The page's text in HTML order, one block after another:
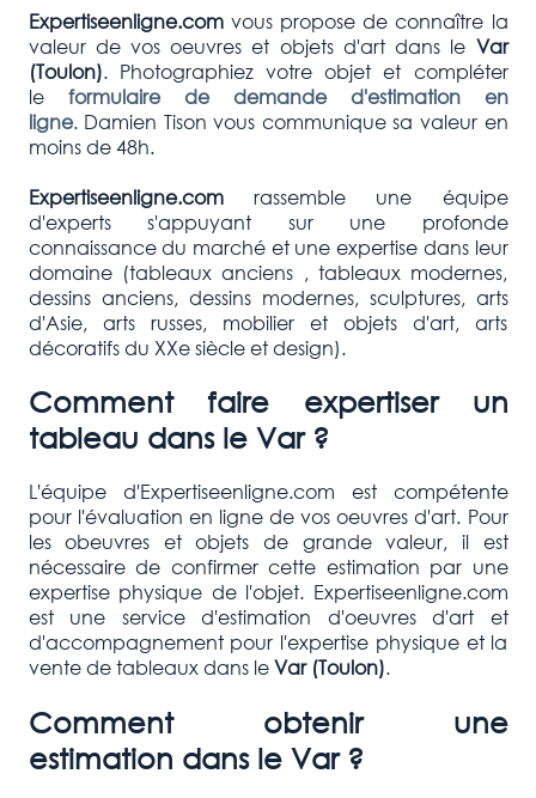
Expertiseenligne.comvous propose de connaître la
valeur de vos oeuvres et objets d'art dans le Var
(Toulon). Photographiez votre objet et compléter
le formulaire de demande d'estimation en
ligne. Damien Tison vous communique sa valeur en
moins de 48h.
Expertiseenligne.comrassemble une équipe
d'experts s'appuyant sur une profonde
connaissance du marché et une expertise dans leur
domaine (tableaux anciens , tableaux modernes,
dessins anciens, dessins modernes, sculptures, arts
d'Asie, arts russes, mobilier et objets d'art, arts
décoratifs du XXe siècle et design).
Comment faire expertiser un
tableau dans le Var ?
L'équipe d'Expertiseenligne.com est compétente
pour l'évaluation en ligne de vos oeuvres d'art. Pour
les obeuvres et objets de grande valeur, il est
nécessaire de confirmer cette estimation par une
expertise physique de l'objet. Expertiseenligne.com
est une service d'estimation d'oeuvres d'art et
d'accompagnement pour l'expertise physique et la
vente de tableaux dans le Var (Toulon).
Comment obtenir une
estimation dans le Var ?